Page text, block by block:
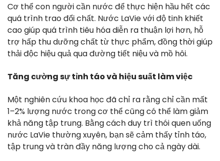
Cơ thể con người cần nước để thực hiện hầu hết các
quá trình trao đổi chất. Nước LaVie với độ tinh khiết
cao giúp quá trình tiêu hóa diễn ra thuận lợi hơn, hỗ
trợ hấp thu dưỡng chất từ thực phẩm, đồng thời giúp
thải độc hiệu quả qua đường tiết niệu và mồ hôi.
Tăng cường sự tỉnh táo và hiệu suất làm việc
Một nghiên cứu khoa học đã chỉ ra rằng chỉ cần mất
1–2% lượng nước trong cơ thể cũng có thể làm giảm
khả năng tập trung. Bằng cách duy trì thói quen uống
nước LaVie thường xuyên, bạn sẽ cảm thấy tỉnh táo,
tập trung và tràn đầy năng lượng cho cả ngày dài.